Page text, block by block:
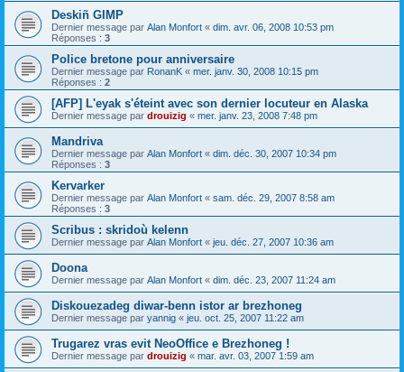
Deskiñ GIMP
Dernier message par Alan Monfort « dim. avr. 06, 2008 10:53 pm
Réponses : 3
Police bretone pour anniversaire
Dernier message par RonanK « mer. janv. 30, 2008 10:15 pm
Réponses : 2
[AFP] L'eyak s'éteint avec son dernier locuteur en Alaska
Dernier message par drouizig « mer. janv. 23, 2008 7:48 pm
Mandriva
Dernier message par Alan Monfort « dim. déc. 30, 2007 10:34 pm
Réponses : 3
Kervarker
Dernier message par Alan Monfort « sam. déc. 29, 2007 8:58 am
Réponses : 3
Scribus : skridoù kelenn
Dernier message par Alan Monfort « jeu. déc. 27, 2007 10:36 am
Doona
Dernier message par Alan Monfort « dim. déc. 23, 2007 11:24 am
Diskouezadeg diwar-benn istor ar brezhoneg
Dernier message par yannig « jeu. oct. 25, 2007 11:22 am
Trugarez vras evit NeoOffice e Brezhoneg !
Dernier message par drouizig « mar. avr. 03, 2007 1:59 am